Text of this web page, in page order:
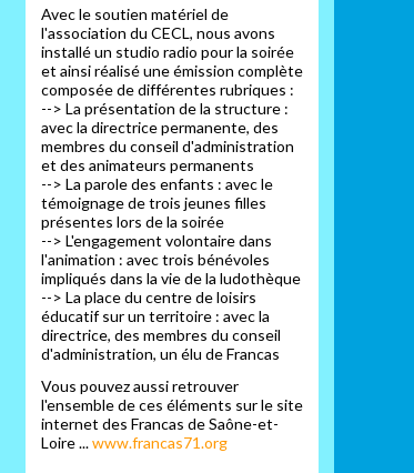
Avec le soutien matériel de
l'association du CECL, nous avons
installé un studio radio pour la soirée
et ainsi réalisé une émission complète
composée de différentes rubriques :
--> La présentation de la structure :
avec la directrice permanente, des
membres du conseil d'administration
et des animateurs permanents
--> La parole des enfants : avec le
témoignage de trois jeunes filles
présentes lors de la soirée
--> L'engagement volontaire dans
l'animation : avec trois bénévoles
impliqués dans la vie de la ludothèque
--> La place du centre de loisirs
éducatif sur un territoire : avec la
directrice, des membres du conseil
d'administration, un élu de Francas
Vous pouvez aussi retrouver
l'ensemble de ces éléments sur le site
internet des Francas de Saône-et-
Loire ...www.francas71.org